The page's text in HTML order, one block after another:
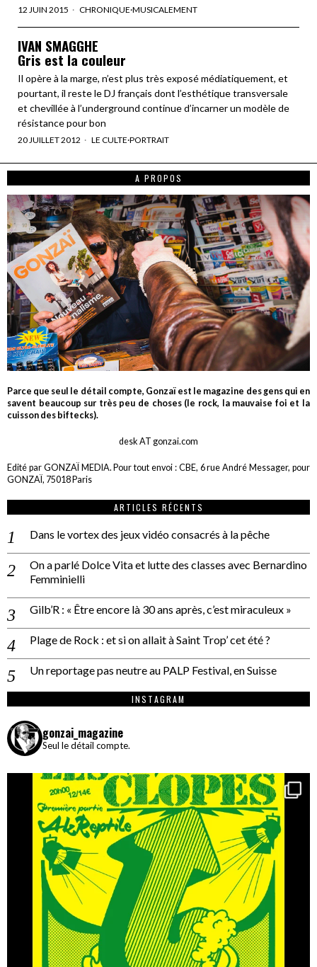
12 JUIN 2015 CHRONIQUE·MUSICALEMENT
IVAN SMAGGHE
Gris est la couleur
Il opère à la marge, n’est plus très exposé médiatiquement, et
pourtant, il reste le DJ français dont l’esthétique transversale
et chevillée à l’underground continue d’incarner un modèle de
résistance pour bon
20 JUILLET 2012 LE CULTE·PORTRAIT
A PROPOS
Parce que seul le détail compte, Gonzaï est le magazine des gens qui en
savent beaucoup sur très peu de choses (le rock, la mauvaise foi et la
cuisson des biftecks).
desk AT gonzai.com
Edité par GONZAÏ MEDIA. Pour tout envoi : CBE, 6 rue André Messager, pour
GONZAÏ, 75018 Paris
ARTICLES RÉCENTS
Dans le vortex des jeux vidéo consacrés à la pêche
On a parlé Dolce Vita et lutte des classes avec Bernardino
Femminielli
Gilb’R : « Être encore là 30 ans après, c’est miraculeux »
Plage de Rock : et si on allait à Saint Trop’ cet été ?
Un reportage pas neutre au PALP Festival, en Suisse
INSTAGRAM
gonzai_magazine
Seul le détail compte.